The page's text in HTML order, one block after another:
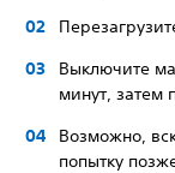
Выключите
минут, затем
Возможно,
попытку